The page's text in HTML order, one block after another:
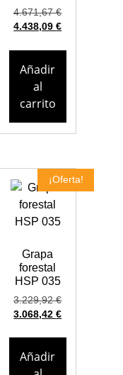
4.671,67€
4.438,09€
Añadir
al
carrito
¡Oferta!
Grapa
forestal
HSP 035
3.229,92€
3.068,42€
Añadir